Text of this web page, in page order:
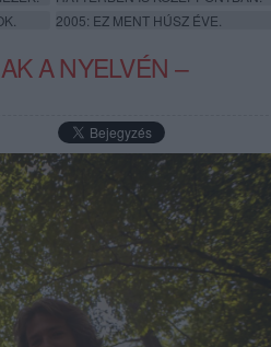
2005: EZ MENT HÚSZ ÉVE.
A NYELVÉN –